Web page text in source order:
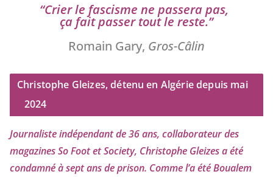
“Crier le fas­cisme ne pas­se­ra pas,
ça fait pas­ser tout le reste.”
Romain Gary, Gros-Câlin
Christophe Gleizes, détenu en Algérie depuis mai
2024
Journaliste indé­pen­dant de36ans, col­la­bo­ra­teur des
maga­zines So Foot et Society, Christophe Gleizesa été
condam­né à sept ans de pri­son. Comme l’a été Boualem